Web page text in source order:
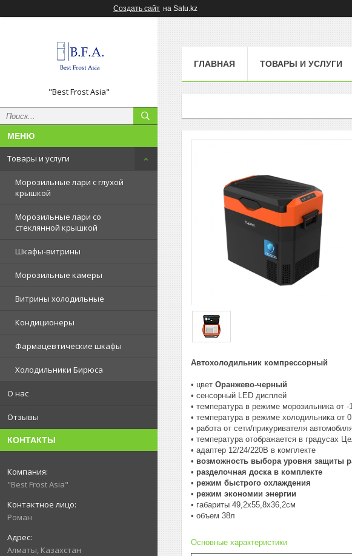
Создать сайт на Satu.kz
"Best Frost Asia"
Товары и услуги
Морозильные лари с глухой
крышкой
Морозильные лари со
стеклянной крышкой
Шкафы-витрины
Морозильные камеры
Витрины холодильные
Кондиционеры
Фармацевтические шкафы
Холодильники Бирюса
О нас
Отзывы
КОНТАКТЫ
"Best Frost Asia"
Роман
Алматы, Казахстан
ГЛАВНАЯ ТОВАРЫ И УСЛУГИ
Автохолодильник компрессорный
• цвет Оранжево-черный
• сенсорный LED дисплей
• температура в режиме морозильника от -
• температура в режиме холодильника от
• работа от сети/прикуривателя
• температура отображается в градусах
• адаптер 12/24/220В в комплекте
• возможность выбора уровня защиты
• разделочная доска в комплекте
• режим быстрого охлаждения
• режим экономии энергии
• габариты 49,2х55,8х36,2см
• объем 38л
Основные характеристики